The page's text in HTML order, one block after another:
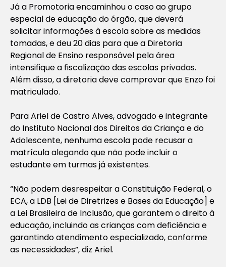
Já a Promotoria encaminhou o caso ao grupo
especial de educação do órgão, que deverá
solicitar informações à escola sobre as medidas
tomadas, e deu 20 dias para que a Diretoria
Regional de Ensino responsável pela área
intensifique a fiscalização das escolas privadas.
Além disso, a diretoria deve comprovar que Enzo foi
matriculado.
Para Ariel de Castro Alves, advogado e integrante
do Instituto Nacional dos Direitos da Criança e do
Adolescente, nenhuma escola pode recusar a
matrícula alegando que não pode incluir o
estudante em turmas já existentes.
“Não podem desrespeitar a Constituição Federal, o
ECA, a LDB [Lei de Diretrizes e Bases da Educação] e
a Lei Brasileira de Inclusão, que garantem o direito à
educação, incluindo as crianças com deficiência e
garantindo atendimento especializado, conforme
as necessidades”, diz Ariel.